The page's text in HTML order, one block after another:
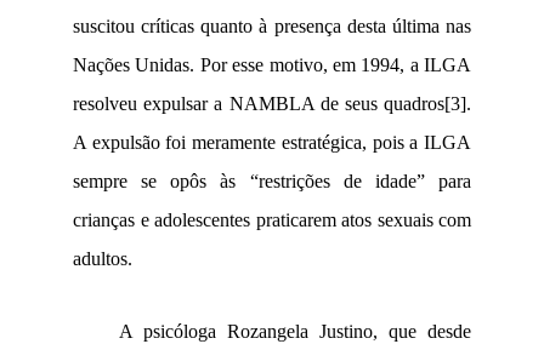
suscitou críticas quanto à presença desta última nas
Nações Unidas. Por esse motivo, em 1994, a ILGA
resolveu expulsar a NAMBLA de seus quadros[3].
A expulsão foi meramente estratégica, pois a ILGA
sempre se opôs às “restrições de idade” para
crianças e adolescentes praticarem atos sexuais com
adultos.
A psicóloga Rozangela Justino, que desde